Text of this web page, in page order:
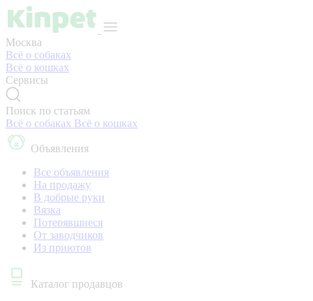
Москва
Всё о собаках
Всё о кошках
Сервисы
Поиск по статьям
Всё о собаках Всё о кошках
Объявления
Все объявления
На продажу
В добрые руки
Вязка
Потерявшиеся
От заводчиков
Из приютов
Каталог продавцов